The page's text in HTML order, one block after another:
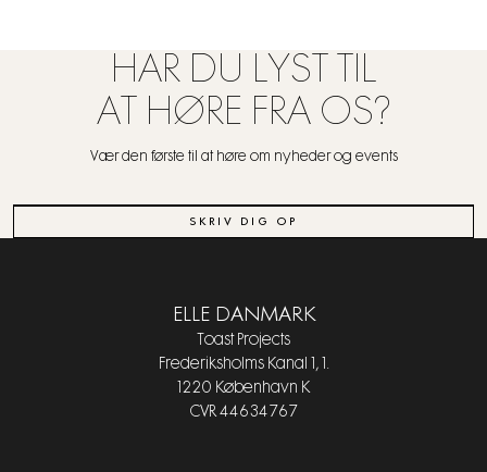
HAR DU LYST TIL
AT HØRE FRA OS?
Vær den første til at høre om nyheder og events
SKRIV DIG OP
ELLE DANMARK
Toast Projects
Frederiksholms Kanal 1, 1.
1220 København K
CVR 44634767